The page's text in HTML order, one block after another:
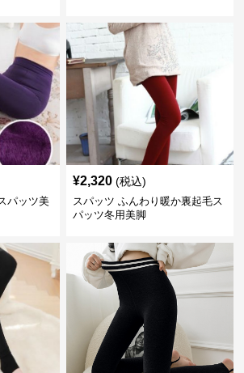
パッツ美
¥2,320 (税込)
スパッツ ふんわり暖か裏起毛ス
パッツ冬用美脚